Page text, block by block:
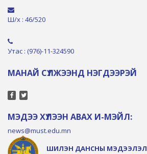
Ш/х : 46/520
Утас : (976)-11-324590
МАНАЙ СҮЛЖЭЭНД НЭГДЭЭРЭЙ
МЭДЭЭ ХҮЛЭЭН АВАХ И-МЭЙЛ:
news@must.edu.mn
ШИЛЭН ДАНСНЫ МЭДЭЭЛЭЛ